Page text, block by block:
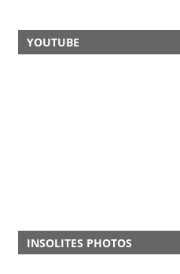
YOUTUBE
INSOLITES PHOTOS